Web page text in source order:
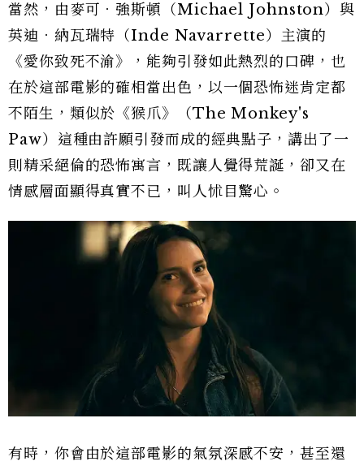
當然，由麥可．強斯頓（Michael Johnston）與
英迪．納瓦瑞特（Inde Navarrette）主演的
《愛你致死不渝》，能夠引發如此熱烈的口碑，也
在於這部電影的確相當出色，以一個恐怖迷肯定都
不陌生，類似於《猴爪》（The Monkey's
Paw）這種由許願引發而成的經典點子，講出了一
則精采絕倫的恐怖寓言，既讓人覺得荒誕，卻又在
情感層面顯得真實不已，叫人怵目驚心。
有時，你會由於這部電影的氣氛深感不安，甚至還